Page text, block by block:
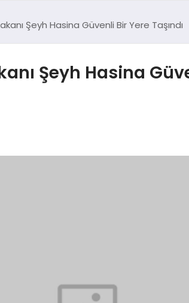
Şeyh Hasina Güvenli Bir Yere Taşındı
Şeyh Hasina